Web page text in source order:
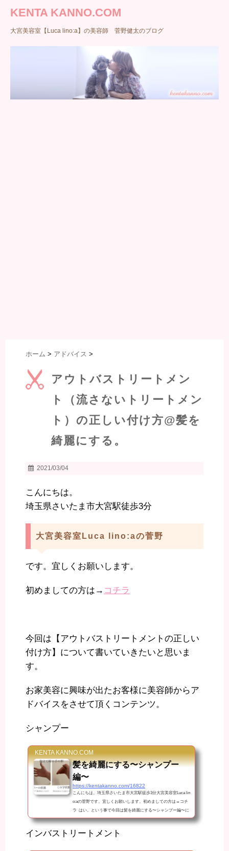
KENTA KANNO.COM
大宮美容室【Luca lino:a】の美容師 菅野健太のブログ
ホーム > アドバイス >
アウトバストリートメン
ト（流さないトリートメン
ト）の正しい付け方@髪を
綺麗にする。
2021/03/04
こんにちは。
埼玉県さいたま市大宮駅徒歩3分
大宮美容室Luca lino:aの菅野
です。宜しくお願いします。
初めましての方は→ コチラ
今回は【アウトバストリートメントの正しい
付け方】について書いていきたいと思いま
す。
お家美容に興味が出たお客様に美容師からア
ドバイスをさせて頂くコンテンツ。
シャンプー
KENTA KANNO.COM
髪を綺麗にする〜シャンプー
編〜
https://kentakanno.com/16822
こんにちは。埼玉県さいたま市大宮駅徒歩3分大宮美容室Luca lin
o:aの菅野です。宜しくお願いします。初めましての方は→コチ
ラ はい。という事で今回は髪を綺麗にする〜シャンプー編〜に
なります。巣ごもりで髪を綺麗にしたい人が増えている情報を知
にする為には傷ませない事が重要です.｢髪を綺麗にしよう」って
インバストリートメント